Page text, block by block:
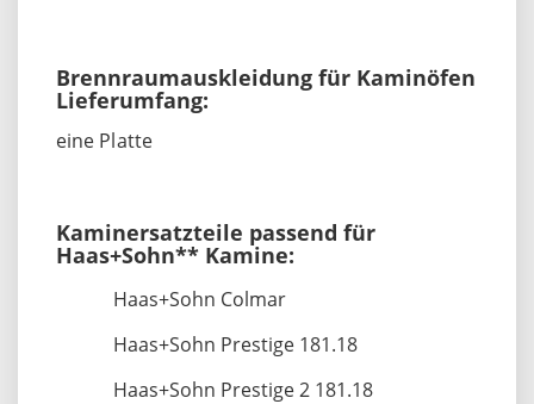
Brennraumauskleidung für Kaminöfen
Lieferumfang:
eine Platte
Kaminersatzteile passend für
Haas+Sohn** Kamine:
Haas+Sohn Colmar
Haas+Sohn Prestige 181.18
Haas+Sohn Prestige 2 181.18